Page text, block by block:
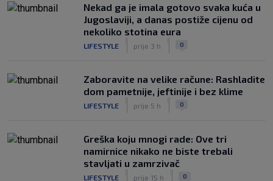
Nekad ga je imala gotovo svaka kuća u
Jugoslaviji, a danas postiže cijenu od
nekoliko stotina eura
LIFESTYLE prije 3 h 0
Zaboravite na velike račune: Rashladite
dom pametnije, jeftinije i bez klime
LIFESTYLE prije 5 h 0
Greška koju mnogi rade: Ove tri
namirnice nikako ne biste trebali
stavljati u zamrzivač
LIFESTYLE prije 15 h 0